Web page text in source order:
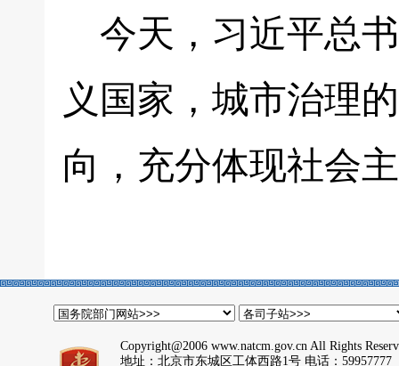
今天，习近平总
义国家，城市治理
向，充分体现社会
Copyright@2006 www.natcm.gov.cn All Rights
地址：北京市东城区工体西路1号 电话：59957777